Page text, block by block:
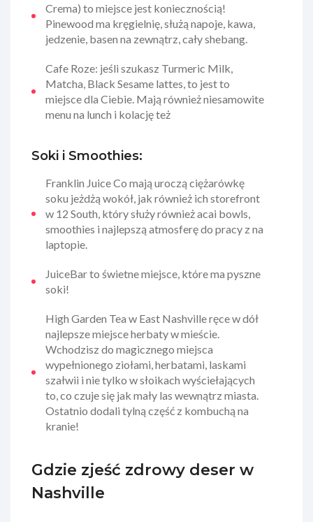
Crema) to miejsce jest koniecznością!
Pinewood ma kręgielnię, służą napoje, kawa,
jedzenie, basen na zewnątrz, cały shebang.
Cafe Roze: jeśli szukasz Turmeric Milk,
Matcha, Black Sesame lattes, to jest to
miejsce dla Ciebie. Mają również niesamowite
menu na lunch i kolację też
Soki i Smoothies:
Franklin Juice Co mają uroczą ciężarówkę
soku jeżdżą wokół, jak również ich storefront
w 12 South, który służy również acai bowls,
smoothies i najlepszą atmosferę do pracy z na
laptopie.
JuiceBar to świetne miejsce, które ma pyszne
soki!
High Garden Tea w East Nashville ręce w dół
najlepsze miejsce herbaty w mieście.
Wchodzisz do magicznego miejsca
wypełnionego ziołami, herbatami, laskami
szałwii i nie tylko w słoikach wyściełających
to, co czuje się jak mały las wewnątrz miasta.
Ostatnio dodali tylną część z kombuchą na
kranie!
Gdzie zjeść zdrowy deser w
Nashville